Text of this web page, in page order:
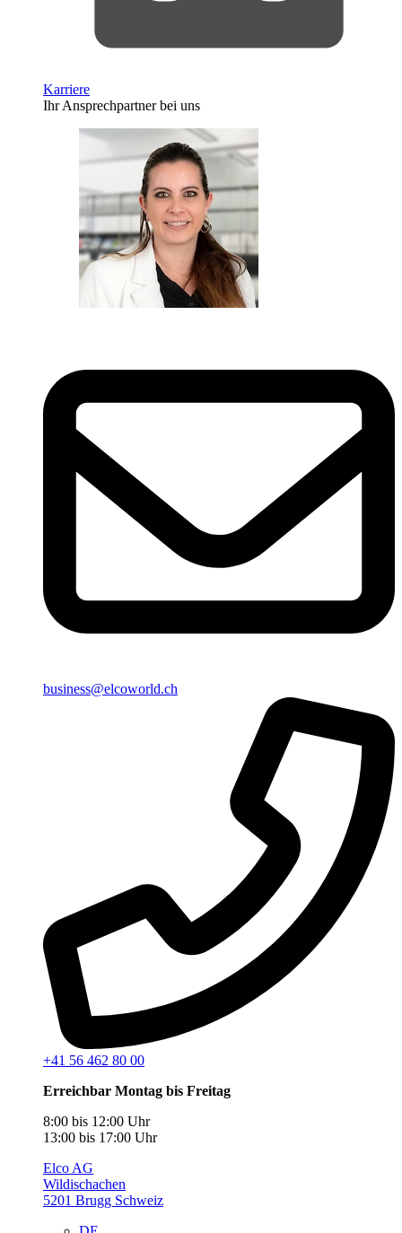
Karriere
Ihr Ansprechpartner bei uns
business@elcoworld.ch
+41 56 462 80 00
Erreichbar Montag bis Freitag
8:00 bis 12:00 Uhr
13:00 bis 17:00 Uhr
Elco AG
Wildischachen
5201 Brugg Schweiz